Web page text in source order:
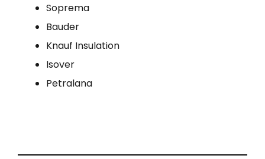
Soprema
Bauder
Knauf Insulation
Isover
Petralana